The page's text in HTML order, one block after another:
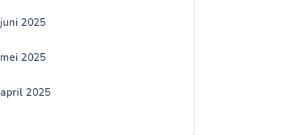
juni 2025
mei 2025
april 2025